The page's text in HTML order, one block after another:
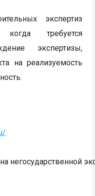
экспертиз
когда требуется
экспертизы,
на реализуемость
негосударственной